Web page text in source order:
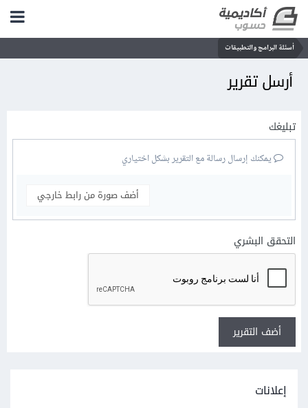
أسئلة البرامج والتطبيقات
أرسل تقرير
تبليغك
يمكنك إرسال رسالة مع التقرير بشكل اختياري
أضف صورة من رابط خارجي
التحقق البشري
أضف التقرير
إعلانات